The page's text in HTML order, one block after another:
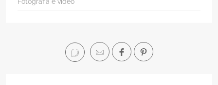
Fotografia e vídeo